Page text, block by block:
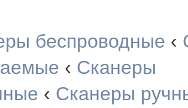
беспроводные ‹
‹ Сканеры
‹ Сканеры